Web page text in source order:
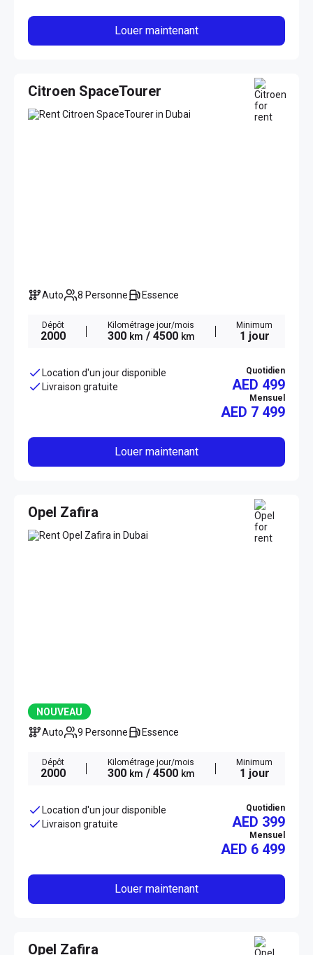
Louer maintenant
Citroen SpaceTourer
Auto 8 Personne Essence
Dépôt
2000
Kilométrage jour/mois
300 km / 4500 km
Minimum
1 jour
Location d'un jour disponible
Livraison gratuite
Quotidien
AED 499
Mensuel
AED 7 499
Louer maintenant
Opel Zafira
NOUVEAU
Auto
9 Personne Essence
Dépôt
2000
Kilométrage jour/mois
300 km / 4500 km
Minimum
1 jour
Location d'un jour disponible
Livraison gratuite
Quotidien
AED 399
Mensuel
AED 6 499
Louer maintenant
Opel Zafira